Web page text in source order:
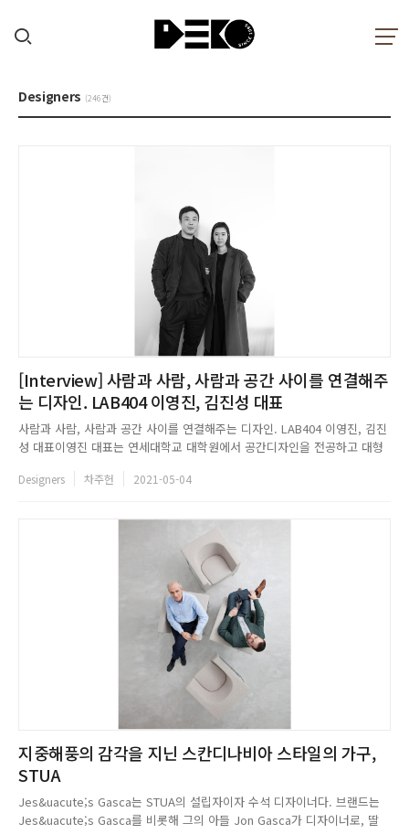
Designers (246건)
[Interview] 사람과 사람, 사람과 공간 사이를 연결해주
는 디자인. LAB404 이영진, 김진성 대표
사람과 사람, 사람과 공간 사이를 연결해주는 디자인. LAB404 이영진, 김진
성 대표이영진 대표는 연세대학교 대학원에서 공간디자인을 전공하고 대형
는 홍익대학교 대학원에서 공간디자인을 전공한 후 디자인 스튜디오, 백선디
Designers 차주헌 2021-05-04
지중해풍의 감각을 지닌 스칸디나비아 스타일의 가구,
STUA
Jes&uacute;s Gasca는 STUA의 설립자이자 수석 디자이너다. 브랜드는
Jes&uacute;s Gasca를 비롯해 그의 아들 Jon Gasca가 디자이너로, 딸